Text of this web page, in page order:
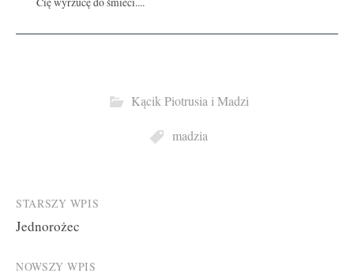
Kącik Piotrusia i Madzi
madzia
Post
navigation
STARSZY WPIS
Jednorożec
NOWSZY WPIS